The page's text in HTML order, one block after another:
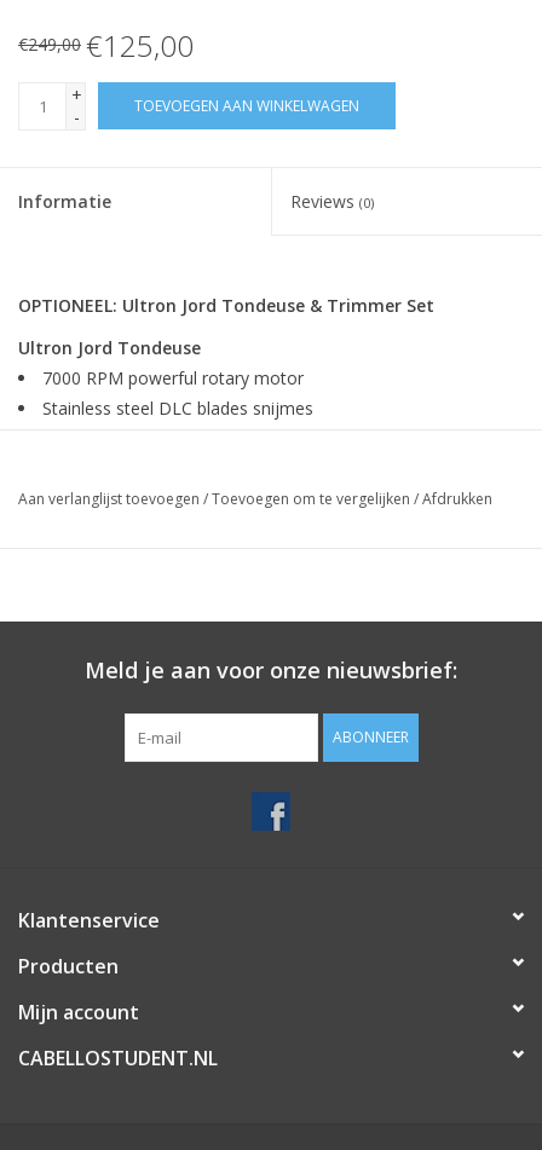
€249,00 €125,00
+
-
TOEVOEGEN AAN WINKELWAGEN
Informatie Reviews (0)
OPTIONEEL: Ultron Jord Tondeuse & Trimmer Set
Ultron Jord Tondeuse
7000 RPM powerful rotary motor
Stainless steel DLC blades snijmes
2,5 - 3 uur looptijd. 2,5 - 3 uur laadtijd.
snijmes beschermer
7000 RPM powerful rotary motor
Long lasting lithium battery
2,5 - 3 uur looptijd. 2,5 - 3 uur laadtijd.
Meegeleverde accessoires:
Laadstation & adapter
1 meter USB kabel
Aan verlanglijst toevoegen /Toevoegen om te vergelijken /Afdrukken
Meld je aan voor onze nieuwsbrief:
ABONNEER
Klantenservice
Producten
Mijn account
CABELLOSTUDENT.NL